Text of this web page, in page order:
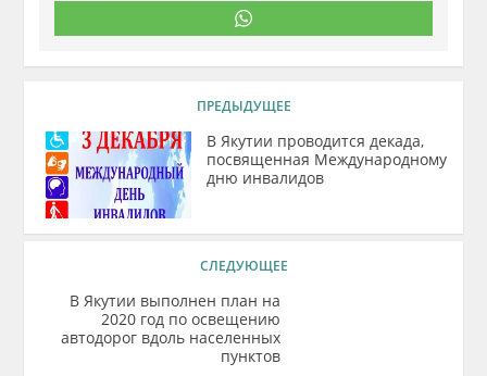
ПРЕДЫДУЩЕЕ
В Якутии проводится декада,
посвященная Международному
дню инвалидов
СЛЕДУЮЩЕЕ
В Якутии выполнен план на
2020 год по освещению
автодорог вдоль населенных
пунктов